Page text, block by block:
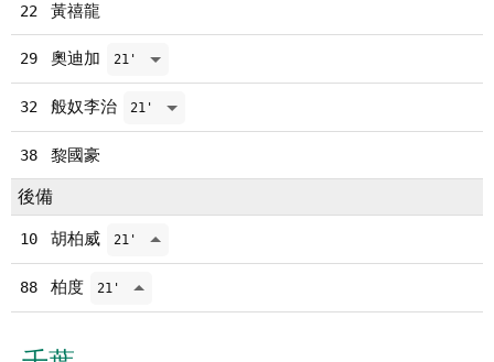
22 黃禧龍
29 奧迪加 21'
32 般奴李治 21'
38 黎國豪
後備
10 胡柏威 21'
88 柏度 21'